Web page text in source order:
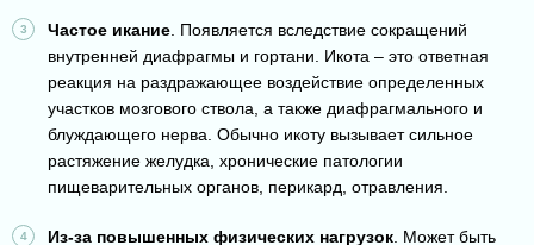
Частое икание . Появляется вследствие сокращений
внутренней диафрагмы и гортани. Икота – это ответная
реакция на раздражающее воздействие определенных
участков мозгового ствола, а также диафрагмального и
блуждающего нерва. Обычно икоту вызывает сильное
растяжение желудка, хронические патологии
пищеварительных органов, перикард, отравления.
Из-за повышенных физических нагрузок . Может быть